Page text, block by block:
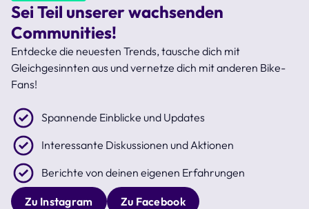
Sei Teil unserer wachsenden
Communities!
Entdecke die neuesten Trends, tausche dich mit
Gleichgesinnten aus und vernetze dich mit anderen Bike-
Fans!
Spannende Einblicke und Updates
Interessante Diskussionen und Aktionen
Berichte von deinen eigenen Erfahrungen
Zu Instagram Zu Facebook